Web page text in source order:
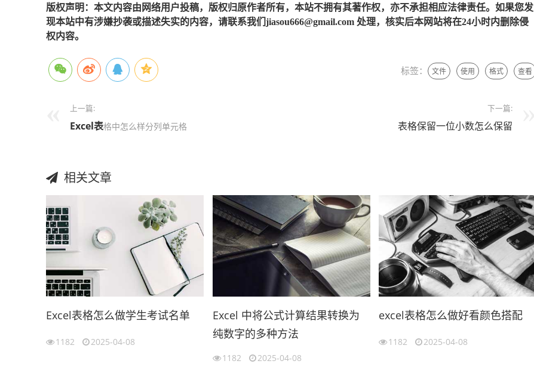
版权声明：本文内容由网络用户投稿，版权归原作者所有，本站不拥有其著作权，亦不承担相应法律责任。如果您发
现本站中有涉嫌抄袭或描述失实的内容，请联系我们jiasou666@gmail.com 处理，核实后本网站将在24小时内删除侵
权内容。
标签： 文件 使用 格式 查看
上一篇:
Excel表格中怎么样分列单元格
下一篇:
表格保留一位小数怎么保留
相关文章
Excel表格怎么做学生考试名单
1182 2025-04-08
Excel 中将公式计算结果转换为
纯数字的多种方法
1182 2025-04-08
excel表格怎么做好看颜色搭配
1182 2025-04-08